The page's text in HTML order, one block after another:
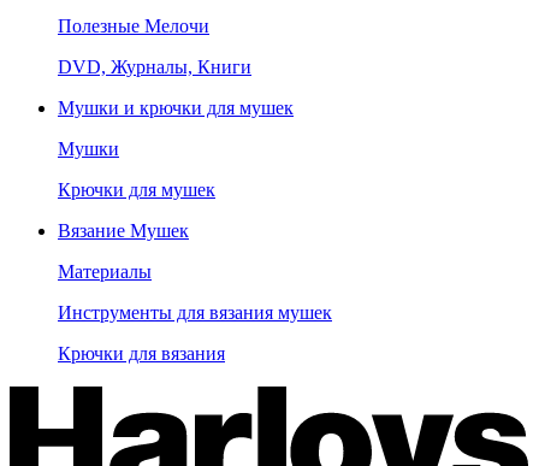
Полезные Мелочи
DVD, Журналы, Книги
Мушки и крючки для мушек
Мушки
Крючки для мушек
Вязание Мушек
Материалы
Инструменты для вязания мушек
Крючки для вязания